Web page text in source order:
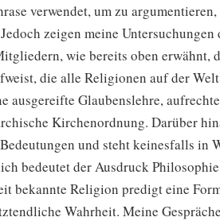
verwendet, um zu argumentieren,
zeigen meine Untersuchungen
wie bereits oben erwähnt,
die alle Religionen auf der
ausgereifte Glaubenslehre,
Kirchenordnung. Darüber
und steht keinesfalls in
bedeutet der Ausdruck
bekannte Religion predigt eine
Wahrheit. Meine